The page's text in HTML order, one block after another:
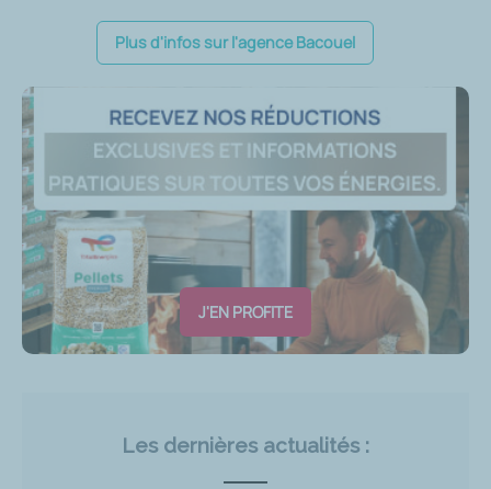
Plus d'infos sur l'agence Bacouel
J'EN PROFITE
Les dernières actualités :